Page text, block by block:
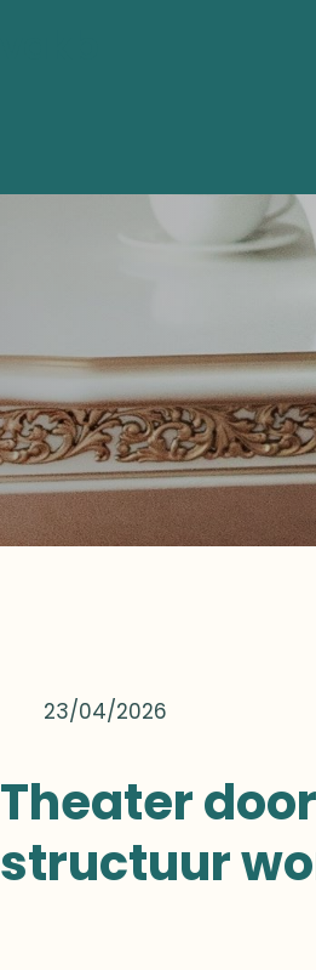
23/04/2026
Theater
structuur